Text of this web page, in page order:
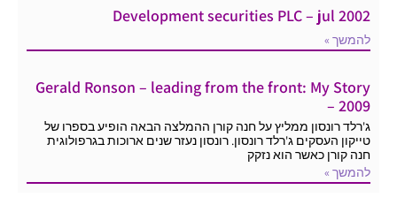
Development securities PLC – jul 2002
להמשך »
Gerald Ronson – leading from the front: My Story
– 2009
ג'רלד רונסון ממליץ על חנה קורן ההמלצה הבאה הופיע בספרו של
טייקון העסקים ג'רלד רונסון. רונסון נעזר שנים ארוכות בגרפולוגית
חנה קורן כאשר הוא נזקק
להמשך »